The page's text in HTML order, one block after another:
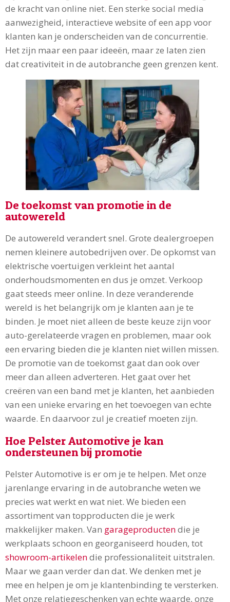
de kracht van online niet. Een sterke social media
aanwezigheid, interactieve website of een app voor
klanten kan je onderscheiden van de concurrentie.
Het zijn maar een paar ideeën, maar ze laten zien
dat creativiteit in de autobranche geen grenzen kent.
De toekomst van promotie in de
autowereld
De autowereld verandert snel. Grote dealergroepen
nemen kleinere autobedrijven over. De opkomst van
elektrische voertuigen verkleint het aantal
onderhoudsmomenten en dus je omzet. Verkoop
gaat steeds meer online. In deze veranderende
wereld is het belangrijk om je klanten aan je te
binden. Je moet niet alleen de beste keuze zijn voor
auto-gerelateerde vragen en problemen, maar ook
een ervaring bieden die je klanten niet willen missen.
De promotie van de toekomst gaat dan ook over
meer dan alleen adverteren. Het gaat over het
creëren van een band met je klanten, het aanbieden
van een unieke ervaring en het toevoegen van echte
waarde. En daarvoor zul je creatief moeten zijn.
Hoe Pelster Automotive je kan
ondersteunen bij promotie
Pelster Automotive is er om je te helpen. Met onze
jarenlange ervaring in de autobranche weten we
precies wat werkt en wat niet. We bieden een
assortiment van topproducten die je werk
makkelijker maken. Van garageproductendie je
werkplaats schoon en georganiseerd houden, tot
showroom-artikelendie professionaliteit uitstralen.
Maar we gaan verder dan dat. We denken met je
mee en helpen je om je klantenbinding te versterken.
Met onze relatiegeschenken van echte waarde, onze